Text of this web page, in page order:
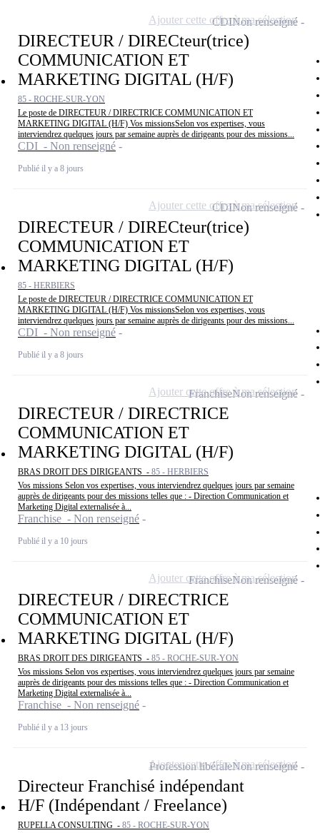
DIRECTEUR / DIRECteur(trice)
COMMUNICATION ET
MARKETING DIGITAL (H/F)
85 - ROCHE-SUR-YON
Le poste de DIRECTEUR / DIRECTRICE COMMUNICATION ET
MARKETING DIGITAL (H/F) Vos missionsSelon vos expertises, vous
interviendrez quelques jours par semaine auprès de dirigeants pour des missions...
CDI - Non renseigné
Publié il y a 8 jours
CDINon renseigné
Ajouter cette offre à ma sélection
DIRECTEUR / DIRECteur(trice)
COMMUNICATION ET
MARKETING DIGITAL (H/F)
85 - HERBIERS
Le poste de DIRECTEUR / DIRECTRICE COMMUNICATION ET
MARKETING DIGITAL (H/F) Vos missionsSelon vos expertises, vous
interviendrez quelques jours par semaine auprès de dirigeants pour des missions...
CDI - Non renseigné
Publié il y a 8 jours
CDINon renseigné
Ajouter cette offre à ma sélection
DIRECTEUR / DIRECTRICE
COMMUNICATION ET
MARKETING DIGITAL (H/F)
BRAS DROIT DES DIRIGEANTS - 85 - HERBIERS
Vos missions Selon vos expertises, vous interviendrez quelques jours par semaine
auprès de dirigeants pour des missions telles que : - Direction Communication et
Marketing Digital externalisée à...
Franchise - Non renseigné
Publié il y a 10 jours
FranchiseNon renseigné
Ajouter cette offre à ma sélection
DIRECTEUR / DIRECTRICE
COMMUNICATION ET
MARKETING DIGITAL (H/F)
BRAS DROIT DES DIRIGEANTS - 85 - ROCHE-SUR-YON
Vos missions Selon vos expertises, vous interviendrez quelques jours par semaine
auprès de dirigeants pour des missions telles que : - Direction Communication et
Marketing Digital externalisée à...
Franchise - Non renseigné
Publié il y a 13 jours
FranchiseNon renseigné
Ajouter cette offre à ma sélection
Directeur Franchisé indépendant
H/F (Indépendant / Freelance)
RUPELLA CONSULTING - 85 - ROCHE-SUR-YON
Profession libéraleNon renseigné
Ajouter cette offre à ma sélection